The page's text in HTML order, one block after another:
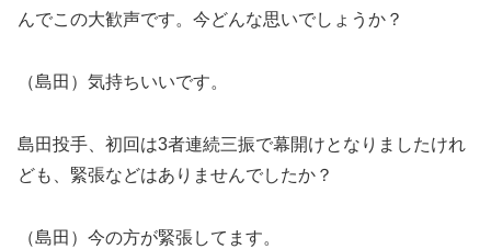
んでこの大歓声です。今どんな思いでしょうか？
（島田）気持ちいいです。
島田投手、初回は3者連続三振で幕開けとなりましたけれ
ども、緊張などはありませんでしたか？
（島田）今の方が緊張してます。